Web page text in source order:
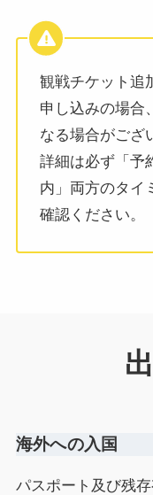
観戦チケット追
申し込みの場合
なる場合がござ
詳細は必ず「予
内」両方のタイ
確認ください。
海外への入国
パスポート及び残